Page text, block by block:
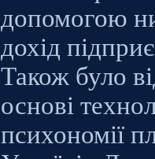
допомогою
дохід
Також було
основі
психономії